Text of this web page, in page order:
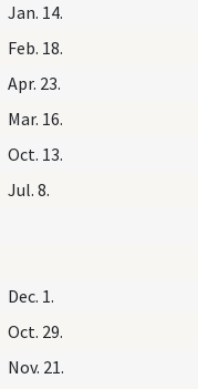
Jan. 14.
Feb. 18.
Apr. 23.
Mar. 16.
Oct. 13.
Jul. 8.
Dec. 1.
Oct. 29.
Nov. 21.